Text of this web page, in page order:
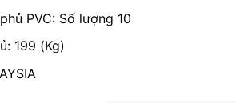
PVC: Số lượng 10
199 (Kg)